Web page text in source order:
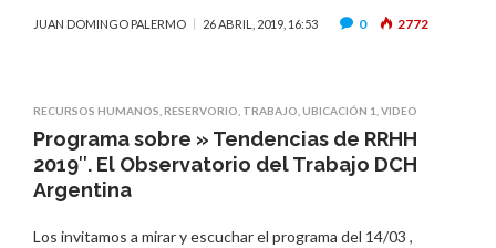
JUAN DOMINGO PALERMO 26 ABRIL, 2019, 16:53 0 2772
RECURSOS HUMANOS RESERVORIO TRABAJO UBICACIÓN 1 VIDEO
Programa sobre » Tendencias de RRHH
2019″. El Observatorio del Trabajo DCH
Argentina
Los invitamos a mirar y escuchar el programa del 14/03 ,